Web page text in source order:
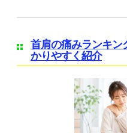
首肩の痛みランキン
かりやすく紹介